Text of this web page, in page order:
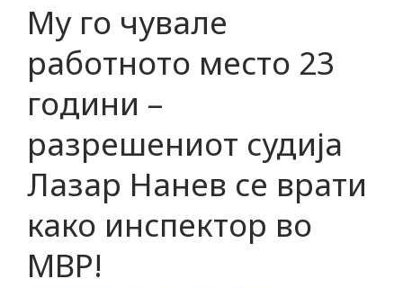
Му го чувале
работното место 23
години –
разрешениот судија
Лазар Нанев се врати
како инспектор во
МВР!